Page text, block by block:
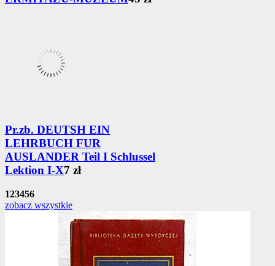
Pr.zb. DEUTSH EIN
LEHRBUCH FUR
AUSLANDER Teil I Schlussel
Lektion I-X7 zł
123456
zobacz wszystkie